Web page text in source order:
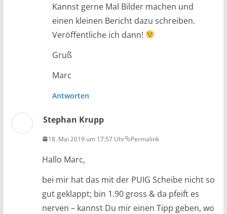
Kannst gerne Mal Bilder machen und
einen kleinen Bericht dazu schreiben.
Veröffentliche ich dann!
Gruß
Marc
Antworten
Stephan Krupp
18. Mai 2019 um 17:57 Uhr Permalink
Hallo Marc,
bei mir hat das mit der PUIG Scheibe nicht so
gut geklappt; bin 1.90 gross & da pfeift es
nerven – kannst Du mir einen Tipp geben, wo